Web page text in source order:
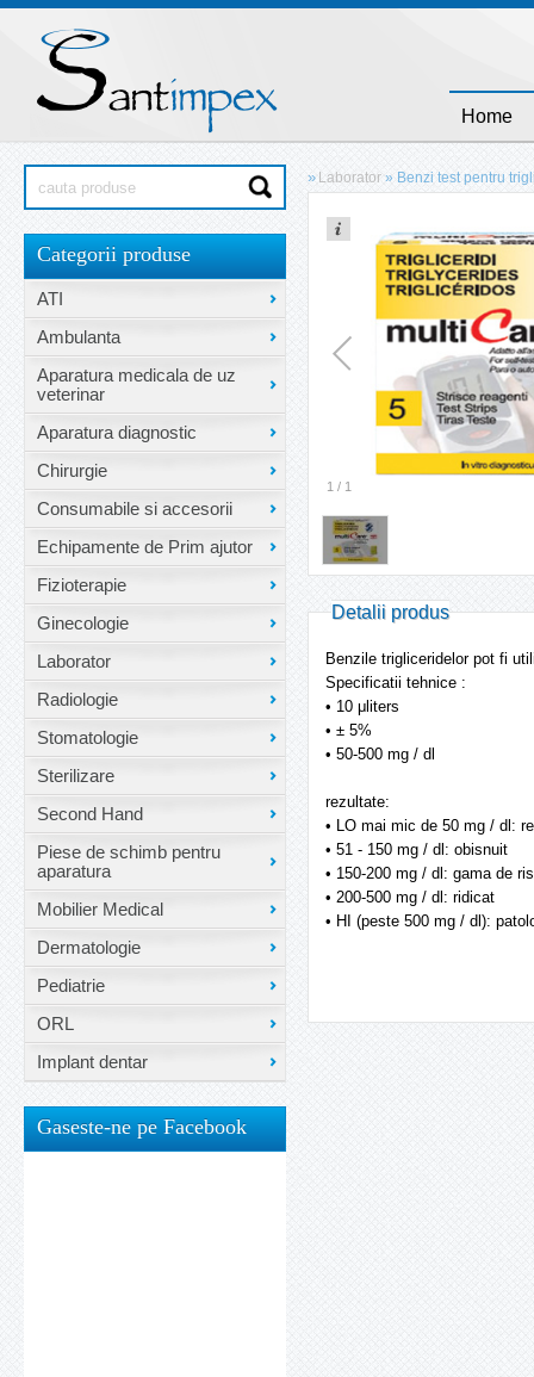
Home
Categorii produse
ATI
Ambulanta
Aparatura medicala de uz
veterinar
Aparatura diagnostic
Chirurgie
Consumabile si accesorii
Echipamente de Prim ajutor
Fizioterapie
Ginecologie
Laborator
Radiologie
Stomatologie
Sterilizare
Second Hand
Piese de schimb pentru
aparatura
Mobilier Medical
Dermatologie
Pediatrie
ORL
Implant dentar
Gaseste-ne pe Facebook
» Laborator » Benzi test pentru
1 / 1
Detalii produs
Benzile trigliceridelor pot fi
Specificatii tehnice :
• 10 μliters
• ± 5%
• 50-500 mg / dl
rezultate:
• LO mai mic de 50 mg / dl:
• 51 - 150 mg / dl: obisnuit
• 150-200 mg / dl: gama de
• 200-500 mg / dl: ridicat
• HI (peste 500 mg / dl):